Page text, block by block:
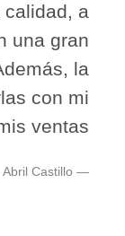
calidad, a
una gran
la
con mi
ventas
Castillo